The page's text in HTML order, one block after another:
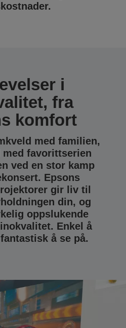
i
fra
komfort
med familien,
favorittserien
ved en stor kamp
Epsons
gir liv til
din, og
oppslukende
Enkel å
å se på.